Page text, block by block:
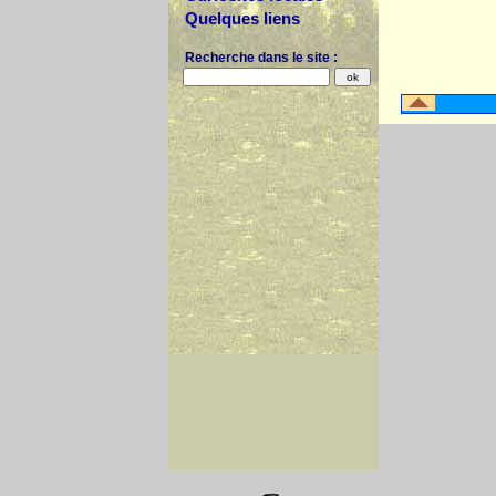
Quelques liens
Recherche dans le site :